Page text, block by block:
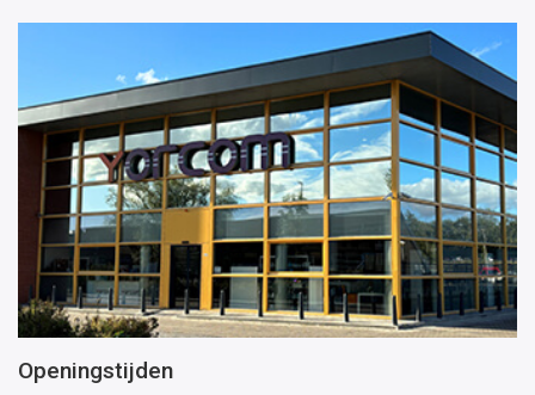
Openingstijden